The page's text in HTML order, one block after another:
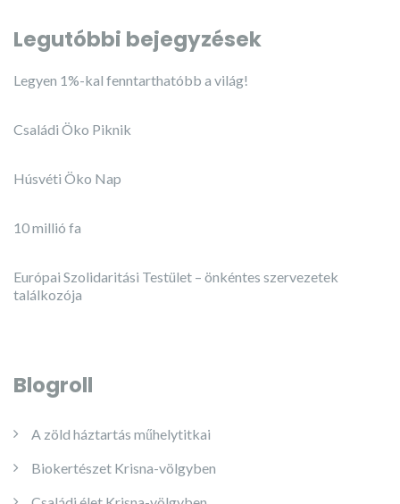
Legutóbbi bejegyzések
Legyen 1%-kal fenntarthatóbb a világ!
Családi Öko Piknik
Húsvéti Öko Nap
10 millió fa
Európai Szolidaritási Testület – önkéntes szervezetek
találkozója
Blogroll
A zöld háztartás műhelytitkai
Biokertészet Krisna-völgyben